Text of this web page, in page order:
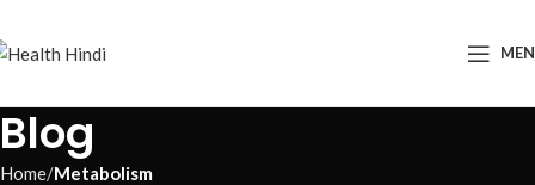
Blog
Home Metabolism